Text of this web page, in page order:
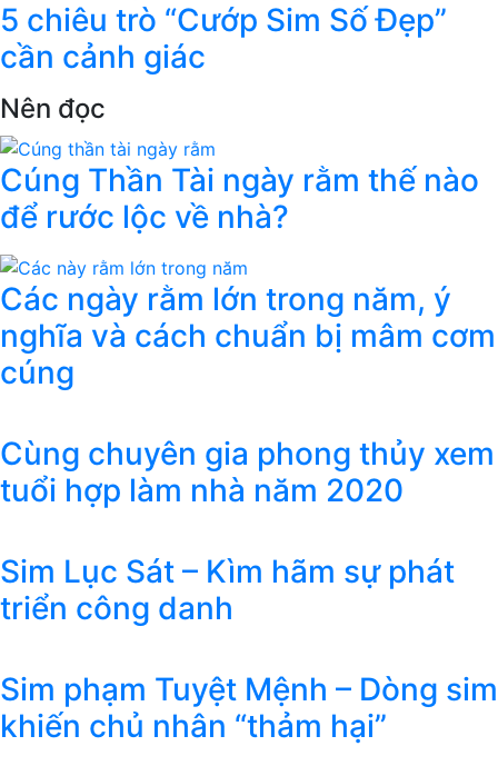
5 chiêu trò “Cướp Sim Số Đẹp”
cần cảnh giác
Nên đọc
Cúng Thần Tài ngày rằm thế nào
để rước lộc về nhà?
Các ngày rằm lớn trong năm, ý
nghĩa và cách chuẩn bị mâm cơm
cúng
Cùng chuyên gia phong thủy xem
tuổi hợp làm nhà năm 2020
Sim Lục Sát – Kìm hãm sự phát
triển công danh
Sim phạm Tuyệt Mệnh – Dòng sim
khiến chủ nhân “thảm hại”